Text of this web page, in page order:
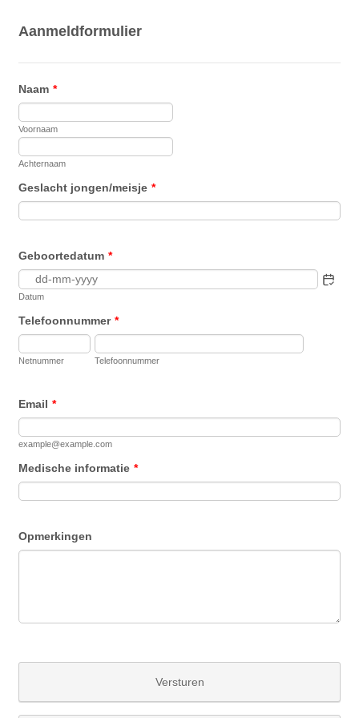
Aanmeldformulier
Naam *
Voornaam
Achternaam
Geslacht jongen/meisje *
Geboortedatum *
Datum
Telefoonnummer *
Netnummer Telefoonnummer
Email *
example@example.com
Medische informatie *
Opmerkingen
Versturen